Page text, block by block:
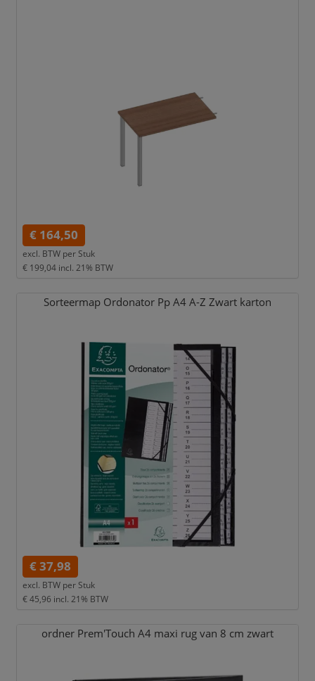
€ 164,50
excl. BTW per Stuk
€ 199,04 incl. 21% BTW
Sorteermap Ordonator Pp A4 A-Z Zwart karton
€ 37,98
excl. BTW per Stuk
€ 45,96 incl. 21% BTW
ordner Prem'Touch A4 maxi rug van 8 cm zwart